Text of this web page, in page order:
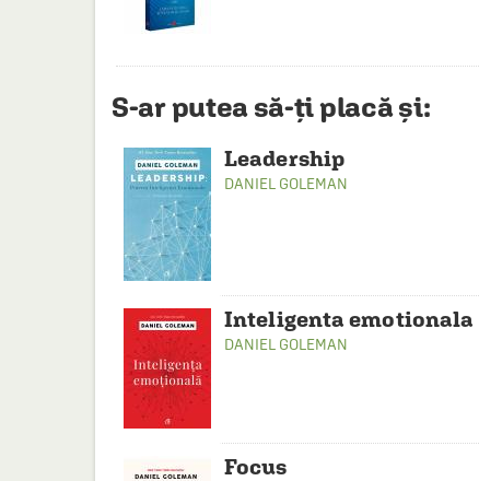
S-ar putea să-ți placă și:
Leadership
DANIEL GOLEMAN
Inteligenta emotionala
DANIEL GOLEMAN
Focus